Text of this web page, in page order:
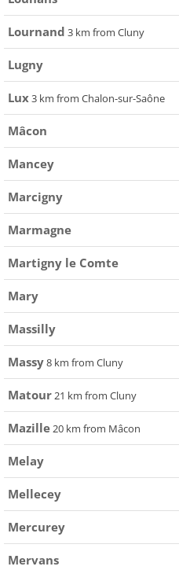
Lournand 3 km from Cluny
Lugny
Lux3 km from Chalon-sur-Saône
Mâcon
Mancey
Marcigny
Marmagne
Martigny le Comte
Mary
Massilly
Massy8 km from Cluny
Matour21 km from Cluny
Mazille20 km from Mâcon
Melay
Mellecey
Mercurey
Mervans